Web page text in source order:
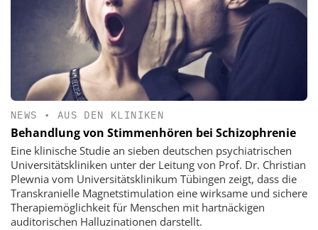
NEWS • AUS DEN KLINIKEN
Behandlung von Stimmenhören bei Schizophrenie
Eine klinische Studie an sieben deutschen psychiatrischen
Universitätskliniken unter der Leitung von Prof. Dr. Christian
Plewnia vom Universitätsklinikum Tübingen zeigt, dass die
Transkranielle Magnetstimulation eine wirksame und sichere
Therapiemöglichkeit für Menschen mit hartnäckigen
auditorischen Halluzinationen darstellt.